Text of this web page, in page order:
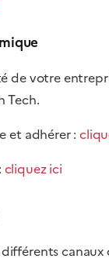
de votre
Tech.
et adhérer :
cliquez ici
différents canaux